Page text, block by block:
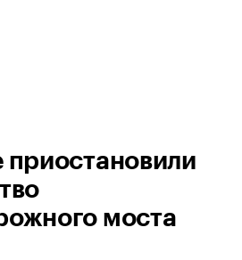
приостановили
моста